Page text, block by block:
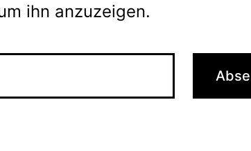
ihn anzuzeigen.